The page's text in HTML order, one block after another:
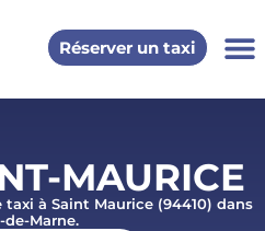
Réserver un taxi
MAURICE
à Saint Maurice (94410) dans
de-Marne.